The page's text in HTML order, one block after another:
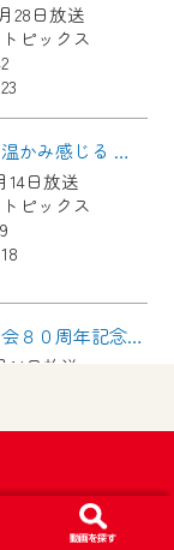
28日放送
ピックス
【日進】手作りの温かみ感じる 第４３回日進市手工芸連盟展
14日放送
ピックス
【日進】南風俳句会８０周年記念大会
14日放送
ピックス
【日進】元中日ドラゴンズ山本昌広さんが教える野球教室
日放送
へのサー
くには、
マイ
なりま
むCCNetの
です。
アドレス